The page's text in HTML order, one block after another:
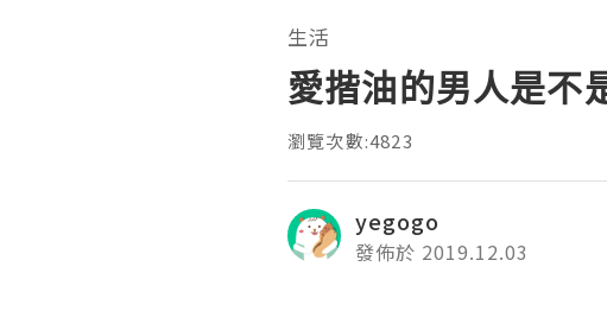
生活
愛揩油的男人是不
瀏覽次數:4823
yegogo
發佈於 2019.12.03